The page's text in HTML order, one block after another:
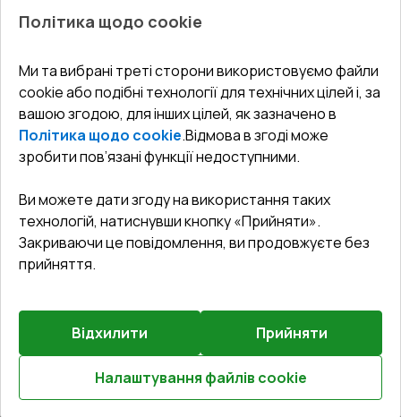
Блог
Адреса гіпермаркета
Як правильно заміряти вікна
СЕРВІС ТА ОБЛУГОВУВАННЯ:
Доставка і Оплата
Гарантія та Сервіс
Повернення товару
Договір публічної оферти
КОНТАКТИ
Офіс:Україна, м. Вінниця, вул. Келецька 60 кв. 61
undefined(undefined)
©2026 Всі права захищені.
Сайт створено на платформіVitrager.com.
Повідомити про проблему?
Політика щодо cookie
Ми та вибрані треті сторони використовуємо файли
cookie або подібні технології для технічних цілей і, за
вашою згодою, для інших цілей, як зазначено в
Політика щодо cookie.Відмова в згоді може
зробити пов’язані функції недоступними.
Ви можете дати згоду на використання таких
технологій, натиснувши кнопку «Прийняти».
Закриваючи це повідомлення, ви продовжуєте без
прийняття.
Відхилити Прийняти
Налаштування файлів cookie